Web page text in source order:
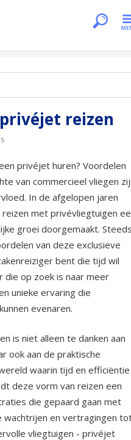
reizen
privéjet huren? Voordelen
van commercieel vliegen
In de afgelopen jaren
met privévliegtuigen
groei doorgemaakt.
van deze exclusieve
bent die tijd wil
die op zoek is naar meer
unieke ervaring die
evenaren.
is niet alleen te danken aan
ook aan de praktische
waarin tijd en efficiëntie
deze vorm van reizen een
die gepaard gaan met
wachtrijen en vertragingen
vliegtuigen - privéjet